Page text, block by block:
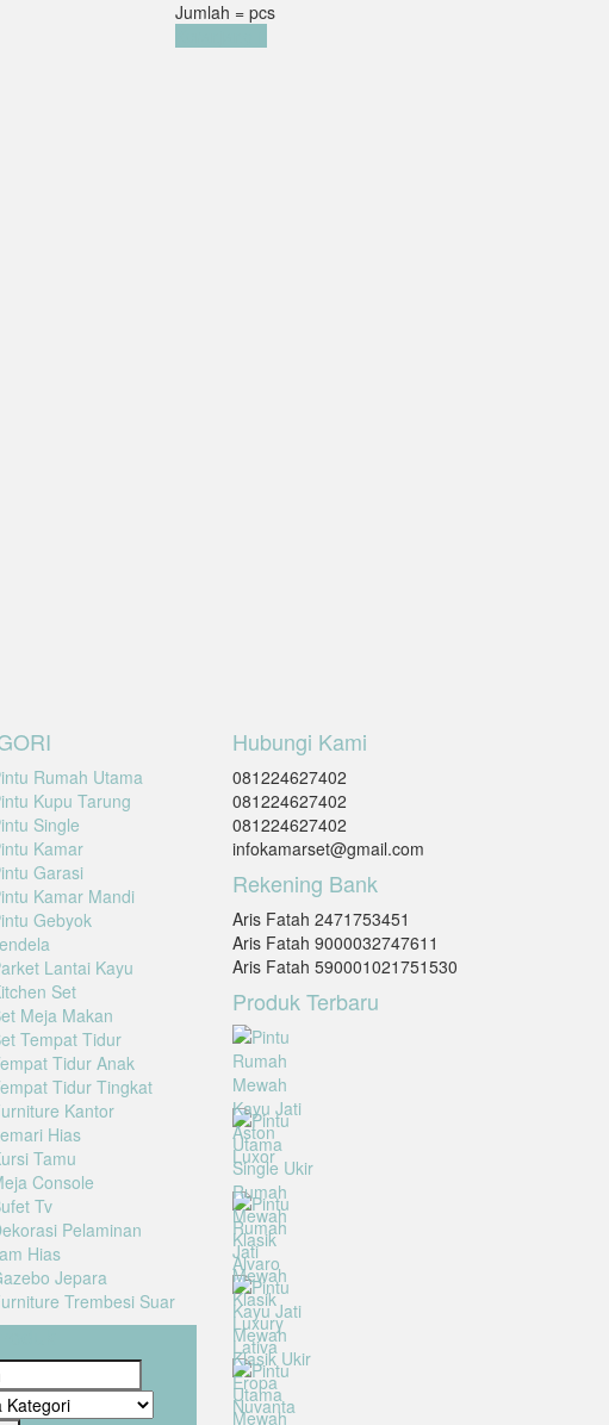
Jumlah = pcs
Rumah Utama
Kupu Tarung
Single
Kamar
Garasi
Kamar Mandi
Gebyok
Lantai Kayu
Set
Meja Makan
Tempat Tidur
Tidur Anak
Tidur Tingkat
Kantor
Hias
Tamu
Console
Tv
Pelaminan
Hias
Jepara
Trembesi Suar
Hubungi Kami
081224627402
081224627402
081224627402
infokamarset@gmail.com
Rekening Bank
Aris Fatah 2471753451
Aris Fatah 9000032747611
Aris Fatah 590001021751530
Produk Terbaru